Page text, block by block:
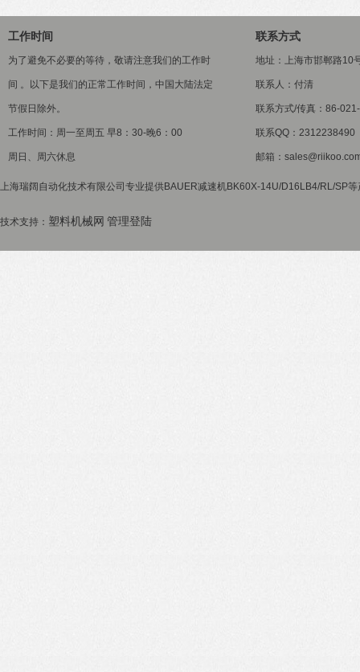
工作时间
为了避免不必要的等待，敬请注意我们的工作时
间 。以下是我们的正常工作时间，中国大陆法定
节假日除外。
工作时间：周一至周五 早8：30-晚6：00
周日、周六休息
联系方式
地址：上海市邯郸路10
联系人：付清
联系方式/传真：86-
联系QQ：2312238490
邮箱：
上海瑞阔自动化技术有限公司专业提供BAUER减速机BK60X-14U/D16LB4/RL/SP
技术支持： 塑料机械网 管理登陆